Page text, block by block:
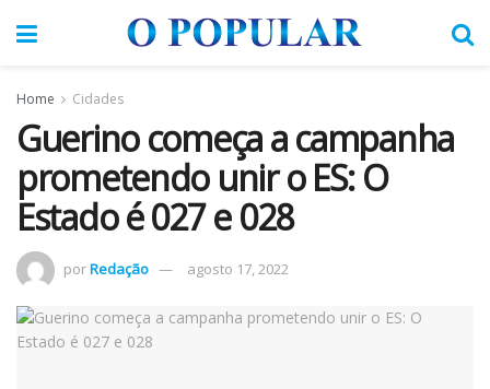
Home Cidades
Guerino começa a campanha
prometendo unir o ES: O
Estado é 027 e 028
porRedação agosto 17, 2022